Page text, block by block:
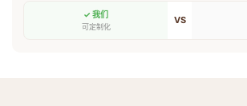
✓ 我们
可定制化
VS